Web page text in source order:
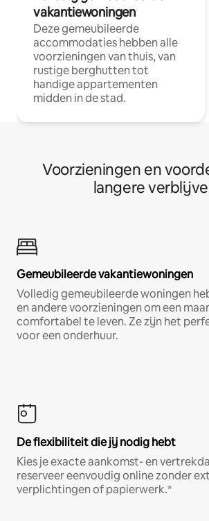
vakantiewoningen
Deze gemeubileerde
accommodaties hebben alle
voorzieningen van thuis, van
rustige berghutten tot
handige appartementen
midden in de stad.
Voorzieningen en
langere
Gemeubileerde vakantiewoningen
Volledig gemeubileerde woningen
en andere voorzieningen om een
comfortabel te leven. Ze zijn het
voor een onderhuur.
De flexibiliteit die jij nodig hebt
Kies je exacte aankomst- en
reserveer eenvoudig online zonder
verplichtingen of papierwerk.*